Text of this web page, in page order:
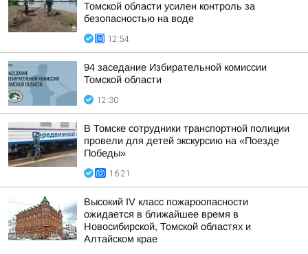
Томской области усилен контроль за
безопасностью на воде
12:54
94 заседание Избирательной комиссии
Томской области
12:30
В Томске сотрудники транспортной полиции
провели для детей экскурсию на «Поезде
Победы»
16:21
Высокий IV класс пожароопасности
ожидается в ближайшее время в
Новосибирской, Томской областях и
Алтайском крае